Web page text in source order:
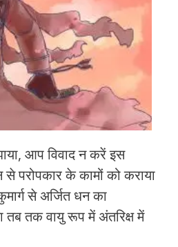
आप विवाद न करें इस
परोपकार के कामों को कराया
से अर्जित धन का
तब तक वायु रूप में अंतरिक्ष में